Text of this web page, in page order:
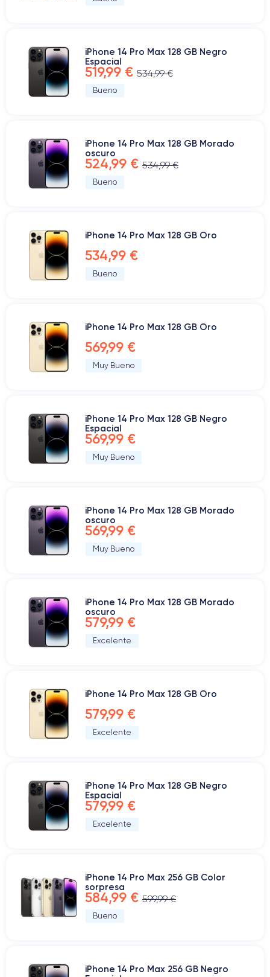
iPhone 14 Pro Max 128 GB Negro
Espacial
519,99 € 534,99 €
Bueno
iPhone 14 Pro Max 128 GB Morado
oscuro
524,99 € 534,99 €
Bueno
iPhone 14 Pro Max 128 GB Oro
534,99 €
Bueno
iPhone 14 Pro Max 128 GB Oro
569,99 €
Muy Bueno
iPhone 14 Pro Max 128 GB Negro
Espacial
569,99 €
Muy Bueno
iPhone 14 Pro Max 128 GB Morado
oscuro
569,99 €
Muy Bueno
iPhone 14 Pro Max 128 GB Morado
oscuro
579,99 €
Excelente
iPhone 14 Pro Max 128 GB Oro
579,99 €
Excelente
iPhone 14 Pro Max 128 GB Negro
Espacial
579,99 €
Excelente
iPhone 14 Pro Max 256 GB Color
sorpresa
584,99 € 599,99 €
Bueno
iPhone 14 Pro Max 256 GB Negro